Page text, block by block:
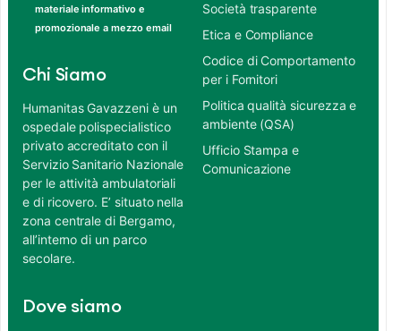
materiale informativo e
promozionale a mezzo email
Chi Siamo
Humanitas Gavazzeni è un
ospedale polispecialistico
privato accreditato con il
Servizio Sanitario Nazionale
per le attività ambulatoriali
e di ricovero. E’ situato nella
zona centrale di Bergamo,
all’interno di un parco
secolare.
Dove siamo
Società trasparente
Etica e Compliance
Codice di Comportamento
per i Fornitori
Politica qualità sicurezza e
ambiente (QSA)
Ufficio Stampa e
Comunicazione